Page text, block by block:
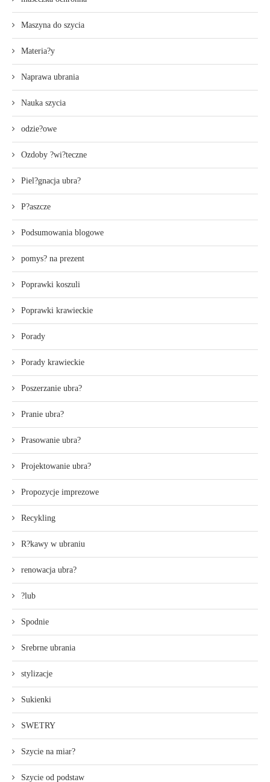
Maszyna do szycia
Materia?y
Naprawa ubrania
Nauka szycia
odzie?owe
Ozdoby ?wi?teczne
Piel?gnacja ubra?
P?aszcze
Podsumowania blogowe
pomys? na prezent
Poprawki koszuli
Poprawki krawieckie
Porady
Porady krawieckie
Poszerzanie ubra?
Pranie ubra?
Prasowanie ubra?
Projektowanie ubra?
Propozycje imprezowe
Recykling
R?kawy w ubraniu
renowacja ubra?
?lub
Spodnie
Srebrne ubrania
stylizacje
Sukienki
SWETRY
Szycie na miar?
Szycie od podstaw